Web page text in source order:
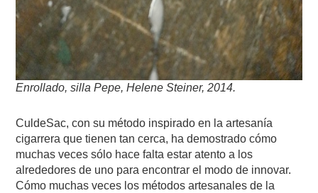
Enrollado, silla Pepe, Helene Steiner, 2014.
CuldeSac, con su método inspirado en la artesanía
cigarrera que tienen tan cerca, ha demostrado cómo
muchas veces sólo hace falta estar atento a los
alrededores de uno para encontrar el modo de innovar.
Cómo muchas veces los métodos artesanales de la